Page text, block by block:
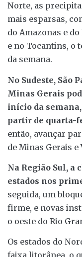
Norte, as
mais esparsas,
do Amazonas e
e no Tocantins, o
da semana.
No Sudeste, São
Minas Gerais
início da
partir de quarta-
então, avançar
de Minas Gerais e
Na Região Sul, a
estados nos
seguida, um
firme, e novas
o oeste do Rio
Os estados do